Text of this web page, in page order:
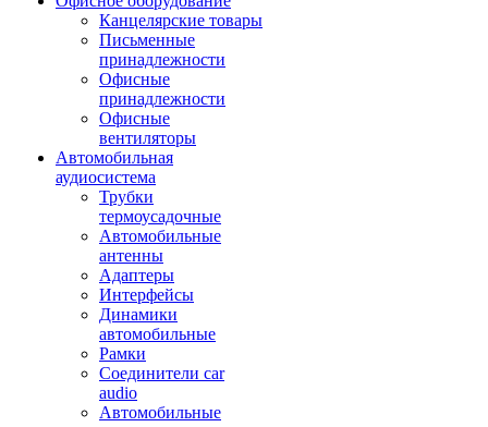
Канцелярские товары
Письменные
принадлежности
Офисные
принадлежности
Офисные
вентиляторы
Автомобильная
аудиосистема
Трубки
термоусадочные
Автомобильные
антенны
Адаптеры
Интерфейсы
Динамики
автомобильные
Рамки
Соединители car
audio
Автомобильные